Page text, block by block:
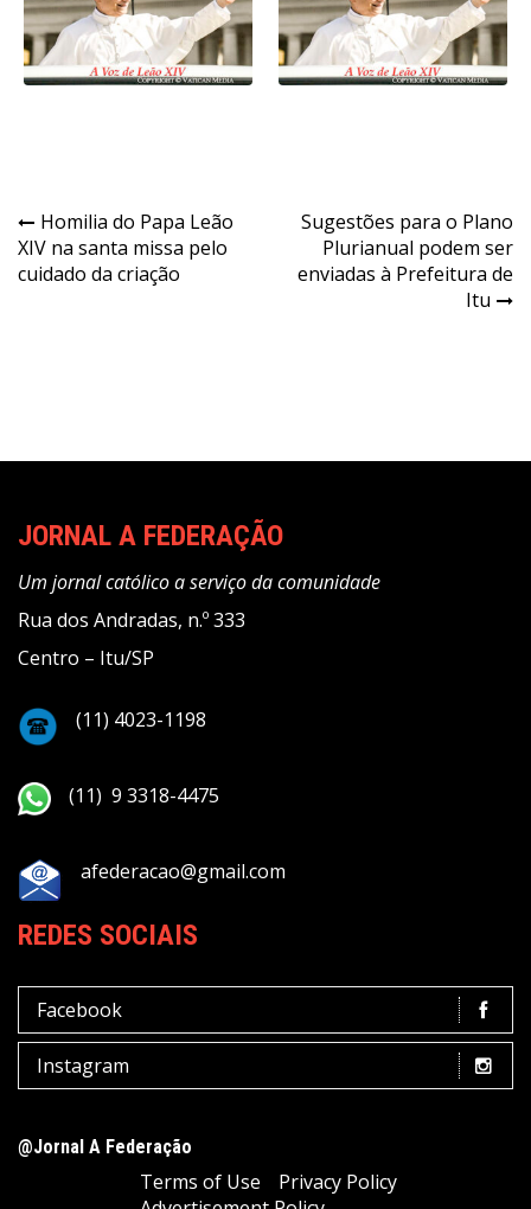
Navegação
de
Homilia do Papa Leão
XIV na santa missa pelo
cuidado da criação
Sugestões para o Plano
Plurianual podem ser
enviadas à Prefeitura de
Itu
JORNAL A FEDERAÇÃO
Um jornal católico a serviço da comunidade
Rua dos Andradas, n.º 333
Centro – Itu/SP
(11) 4023-1198
(11) 9 3318-4475
afederacao@gmail.com
REDES SOCIAIS
Facebook
Instagram
@Jornal A Federação
Terms of Use
Privacy Policy